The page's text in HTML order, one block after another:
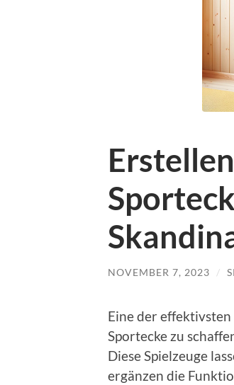
NOVEMBER 7, 2023 /
Eine der
Sportecke zu
Diese Spielzeuge
ergänzen die